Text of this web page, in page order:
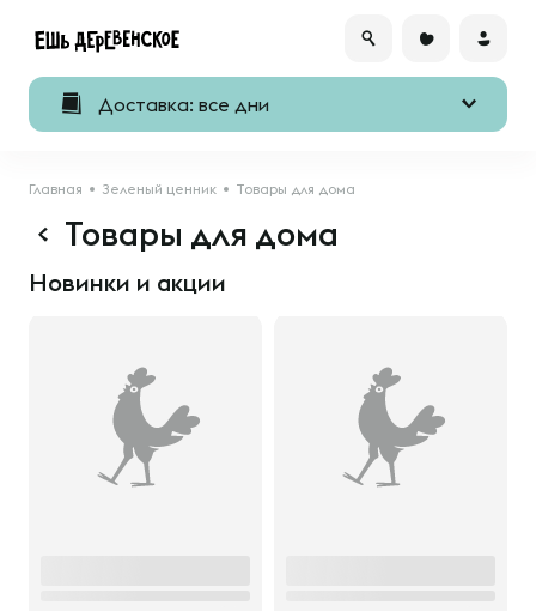
Доставка: все дни
Главная Зеленый ценник Товары для дома
Товары для дома
Новинки и акции